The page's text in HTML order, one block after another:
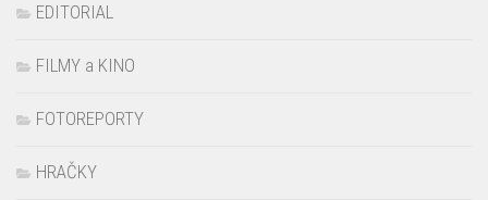
EDITORIAL
FILMY a KINO
FOTOREPORTY
HRAČKY